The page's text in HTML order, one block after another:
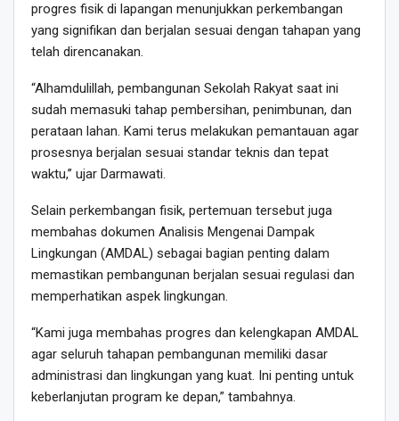
progres fisik di lapangan menunjukkan perkembangan
yang signifikan dan berjalan sesuai dengan tahapan yang
telah direncanakan.
“Alhamdulillah, pembangunan Sekolah Rakyat saat ini
sudah memasuki tahap pembersihan, penimbunan, dan
perataan lahan. Kami terus melakukan pemantauan agar
prosesnya berjalan sesuai standar teknis dan tepat
waktu,” ujar Darmawati.
Selain perkembangan fisik, pertemuan tersebut juga
membahas dokumen Analisis Mengenai Dampak
Lingkungan (AMDAL) sebagai bagian penting dalam
memastikan pembangunan berjalan sesuai regulasi dan
memperhatikan aspek lingkungan.
“Kami juga membahas progres dan kelengkapan AMDAL
agar seluruh tahapan pembangunan memiliki dasar
administrasi dan lingkungan yang kuat. Ini penting untuk
keberlanjutan program ke depan,” tambahnya.